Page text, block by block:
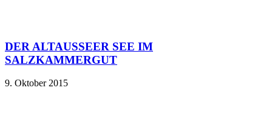
DER ALTAUSSEER SEE IM
SALZKAMMERGUT
9. Oktober 2015